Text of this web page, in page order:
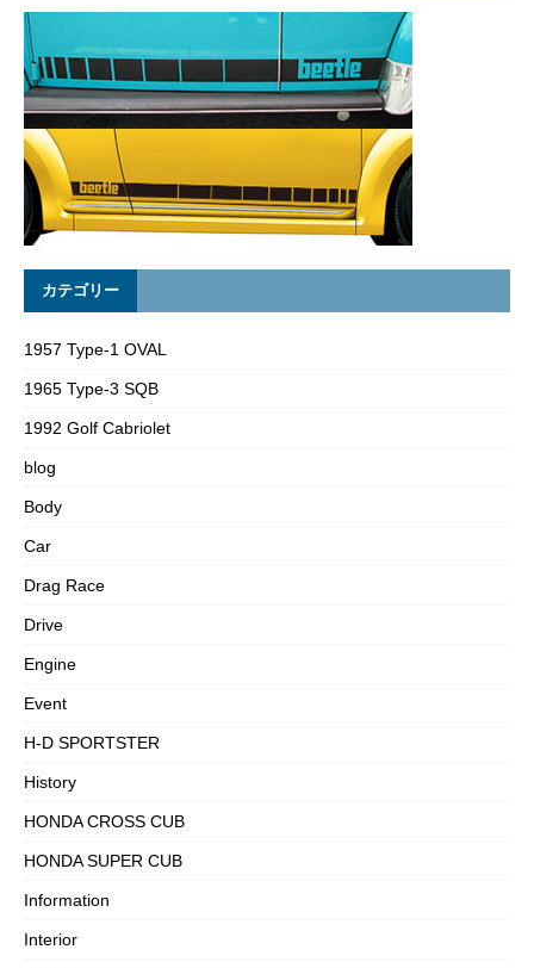
カテゴリー
1957 Type-1 OVAL
1965 Type-3 SQB
1992 Golf Cabriolet
blog
Body
Car
Drag Race
Drive
Engine
Event
H-D SPORTSTER
History
HONDA CROSS CUB
HONDA SUPER CUB
Information
Interior